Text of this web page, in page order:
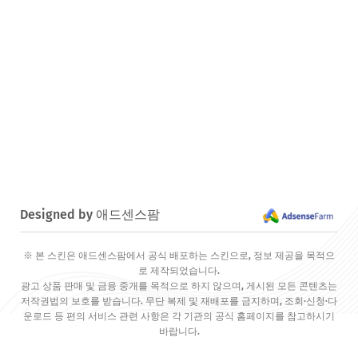
Designed by 애드센스팜
※ 본 스킨은 애드센스팜에서 공식 배포하는 스킨으로, 정보 제공을 목적으
로 제작되었습니다.
광고 상품 판매 및 금융 중개를 목적으로 하지 않으며, 게시된 모든 콘텐츠는
저작권법의 보호를 받습니다. 무단 복제 및 재배포를 금지하며, 조회·신청·다
운로드 등 편의 서비스 관련 사항은 각 기관의 공식 홈페이지를 참고하시기
바랍니다.